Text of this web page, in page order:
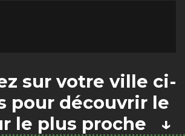
sur votre ville ci-
pour découvrir le
le plus proche ↓